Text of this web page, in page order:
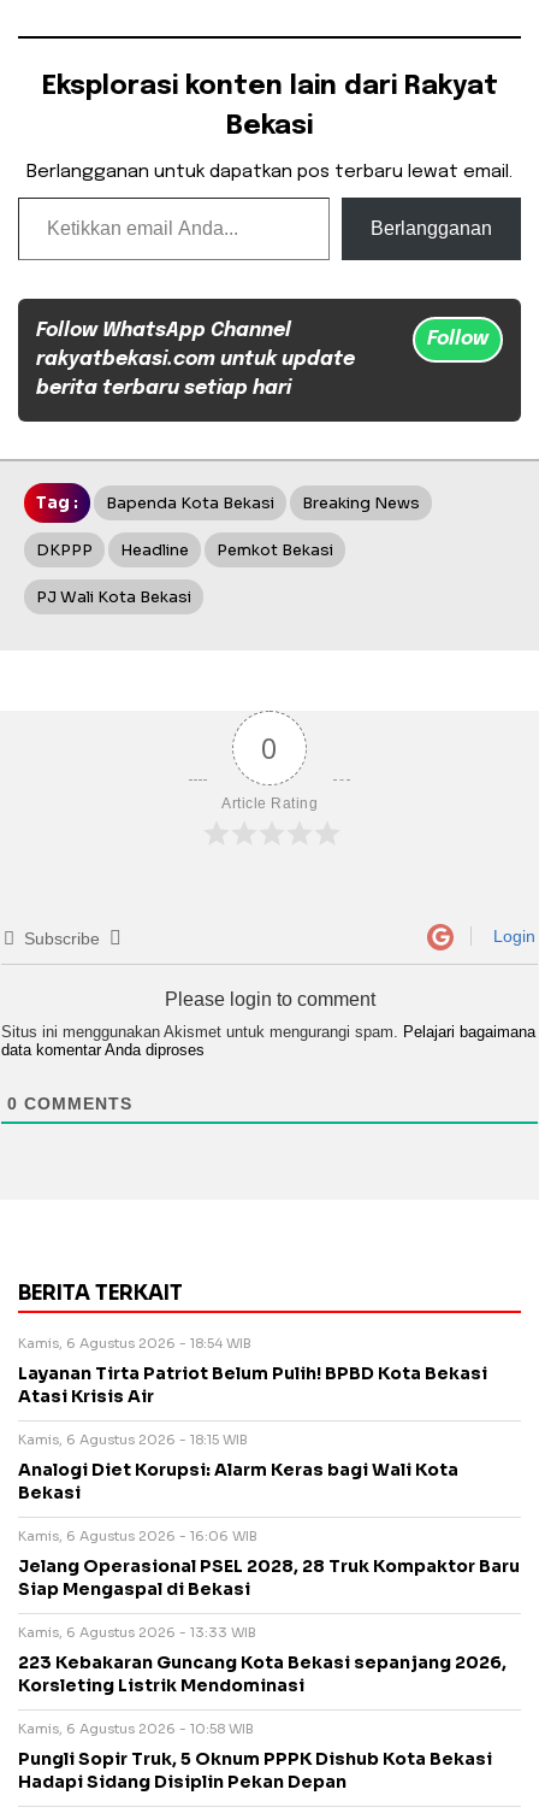
Eksplorasi konten lain dari Rakyat
Bekasi
Berlangganan untuk dapatkan pos terbaru lewat email.
Ketikkan email Anda...
Berlangganan
Follow WhatsApp Channel
rakyatbekasi.com untuk update
berita terbaru setiap hari
Follow
Tag : Bapenda Kota Bekasi Breaking News
DKPPP Headline Pemkot Bekasi
PJ Wali Kota Bekasi
0
Article Rating
Subscribe Login
Please login to comment
Situs ini menggunakan Akismet untuk mengurangi spam. Pelajari bagaimana
data komentar Anda diproses
0 COMMENTS
BERITA TERKAIT
Kamis, 6 Agustus 2026 - 18:54 WIB
Layanan Tirta Patriot Belum Pulih! BPBD Kota Bekasi
Atasi Krisis Air
Kamis, 6 Agustus 2026 - 18:15 WIB
Analogi Diet Korupsi: Alarm Keras bagi Wali Kota
Bekasi
Kamis, 6 Agustus 2026 - 16:06 WIB
Jelang Operasional PSEL 2028, 28 Truk Kompaktor Baru
Siap Mengaspal di Bekasi
Kamis, 6 Agustus 2026 - 13:33 WIB
223 Kebakaran Guncang Kota Bekasi sepanjang 2026,
Korsleting Listrik Mendominasi
Kamis, 6 Agustus 2026 - 10:58 WIB
Pungli Sopir Truk, 5 Oknum PPPK Dishub Kota Bekasi
Hadapi Sidang Disiplin Pekan Depan